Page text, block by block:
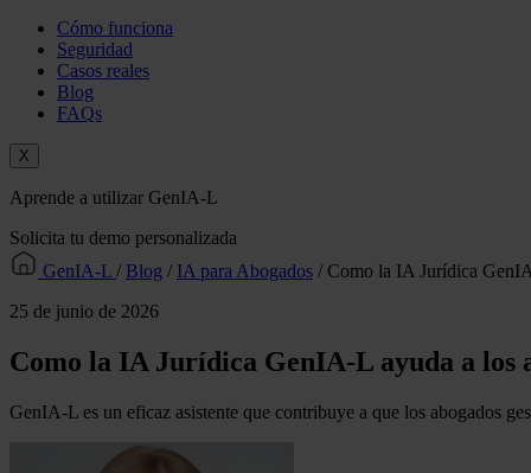
Cómo funciona
Seguridad
Casos reales
Blog
FAQs
X
Aprende a utilizar GenIA-L
Solicita tu demo personalizada
GenIA-L / Blog / IA para Abogados / Como la IA Jurídica
25 de junio de 2026
Como la IA Jurídica GenIA-L ayuda a los
GenIA-L es un eficaz asistente que contribuye a que los abogados